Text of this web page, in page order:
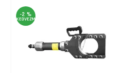
-2 %
KEDVEZMÉNY